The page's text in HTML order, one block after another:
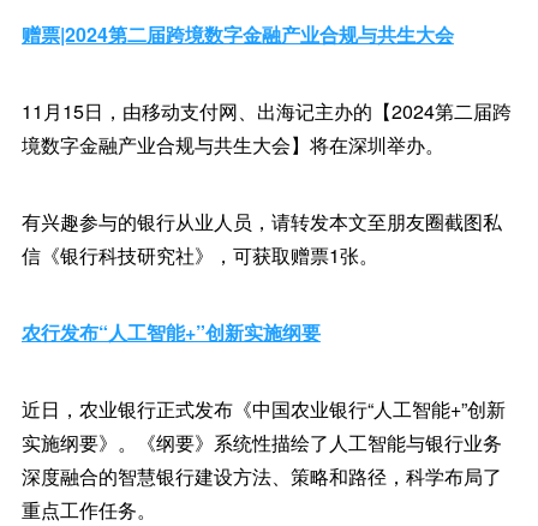
赠票|2024第二届跨境数字金融产业合规与共生大会
11月15日，由移动支付网、出海记主办的【2024第二届跨
境数字金融产业合规与共生大会】将在深圳举办。
有兴趣参与的银行从业人员，请转发本文至朋友圈截图私
信《银行科技研究社》，可获取赠票1张。
农行发布“人工智能+”创新实施纲要
近日，农业银行正式发布《中国农业银行“人工智能+”创新
实施纲要》。《纲要》系统性描绘了人工智能与银行业务
深度融合的智慧银行建设方法、策略和路径，科学布局了
重点工作任务。